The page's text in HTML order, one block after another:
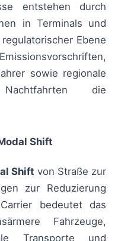
entstehen durch
in Terminals und
Ebene
sowie regionale
die
Shift
Shift von Straße zur
zur Reduzierung
bedeutet das
Fahrzeuge,
Transporte und